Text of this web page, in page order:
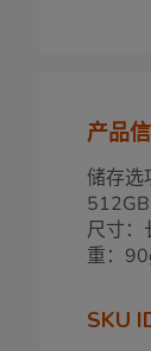
产品
储存选
尺寸
重：
SKU